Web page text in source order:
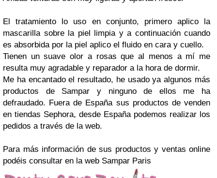
El tratamiento lo uso en conjunto, primero aplico la
mascarilla sobre la piel limpia y a continuación cuando
es absorbida por la piel aplico el fluido en cara y cuello.
Tienen un suave olor a rosas que al menos a mí me
resulta muy agradable y reparador a la hora de dormir.
Me ha encantado el resultado, he usado ya algunos más
productos de Sampar y ninguno de ellos me ha
defraudado. Fuera de España sus productos de venden
en tiendas Sephora, desde España podemos realizar los
pedidos a través de la web.
Para más información de sus productos y ventas online
podéis consultar en la web Sampar Paris